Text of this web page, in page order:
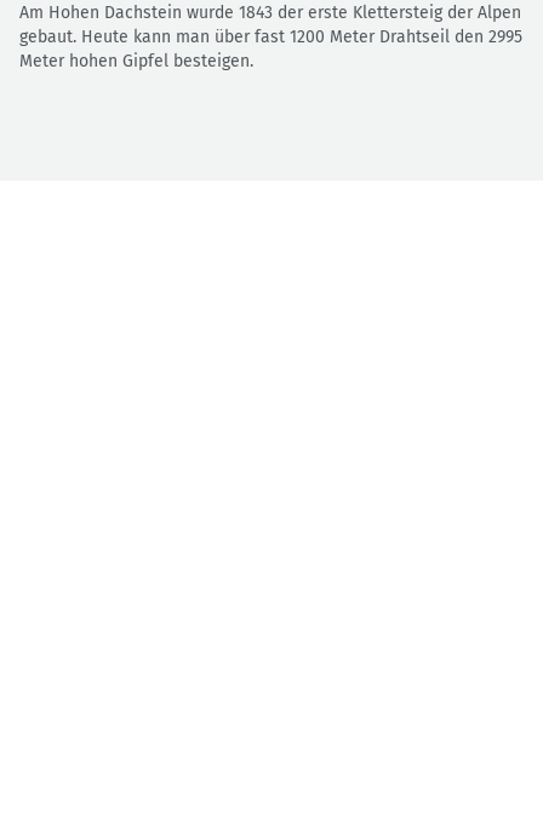
Am Hohen Dachstein wurde 1843 der erste Klettersteig der Alpen
gebaut. Heute kann man über fast 1200 Meter Drahtseil den 2995
Meter hohen Gipfel besteigen.